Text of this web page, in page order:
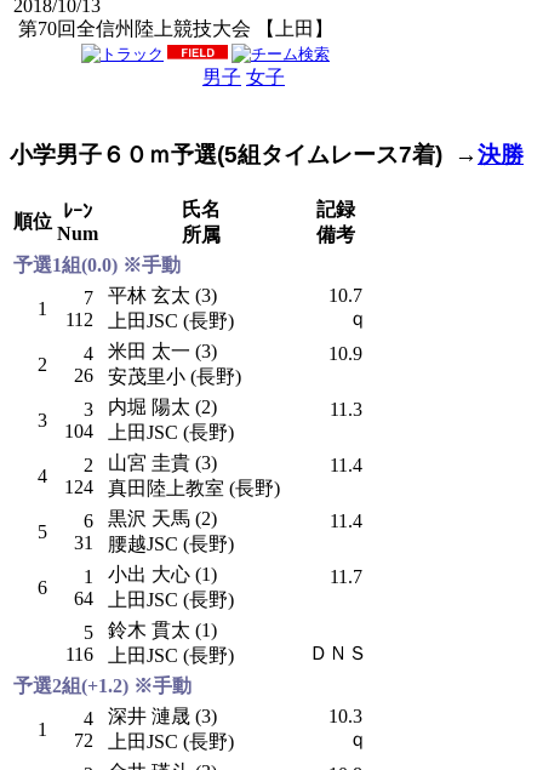
2018/10/13
第70回全信州陸上競技大会 【上田】
男子 女子
小学男子６０ｍ予選(5組タイムレース7着) →決勝
順位
ﾚｰﾝ
Num
氏名
所属
記録
備考
予選1組(0.0) ※手動
1
7
112
平林 玄太 (3)
上田JSC (長野)
10.7
ｑ
2
4
26
米田 太一 (3)
安茂里小 (長野)
10.9
3
3
104
内堀 陽太 (2)
上田JSC (長野)
11.3
4
2
124
山宮 圭貴 (3)
真田陸上教室 (長野)
11.4
5
6
31
黒沢 天馬 (2)
腰越JSC (長野)
11.4
6
1
64
小出 大心 (1)
上田JSC (長野)
11.7
5
116
鈴木 貫太 (1)
上田JSC (長野)
ＤＮＳ
予選2組(+1.2) ※手動
1
4
72
深井 漣晟 (3)
上田JSC (長野)
10.3
ｑ